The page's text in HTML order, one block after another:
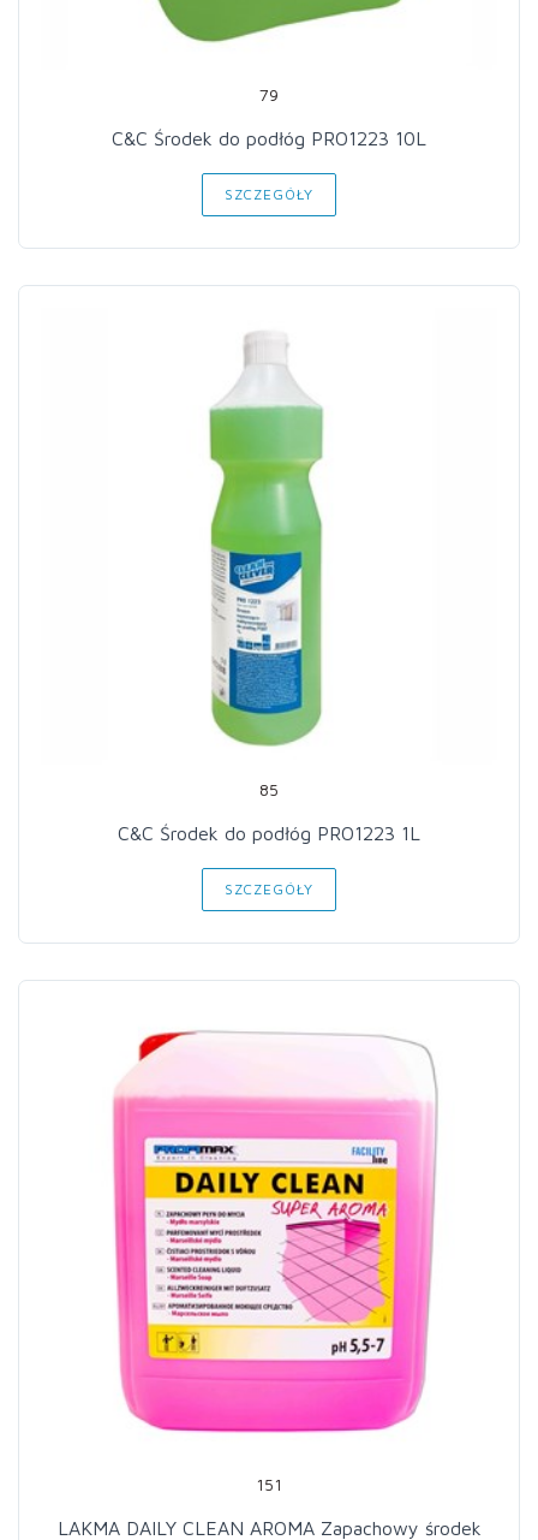
79
C&C Środek do podłóg PRO1223 10L
SZCZEGÓŁY
85
C&C Środek do podłóg PRO1223 1L
SZCZEGÓŁY
151
LAKMA DAILY CLEAN AROMA Zapachowy środek